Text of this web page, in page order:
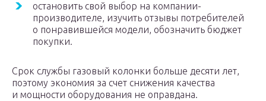
остановить свой выбор на компании-
производителе, изучить отзывы потребителей
о понравившейся модели, обозначить бюджет
покупки.
Срок службы газовый колонки больше десяти лет,
поэтому экономия за счет снижения качества
и мощности оборудования не оправдана.